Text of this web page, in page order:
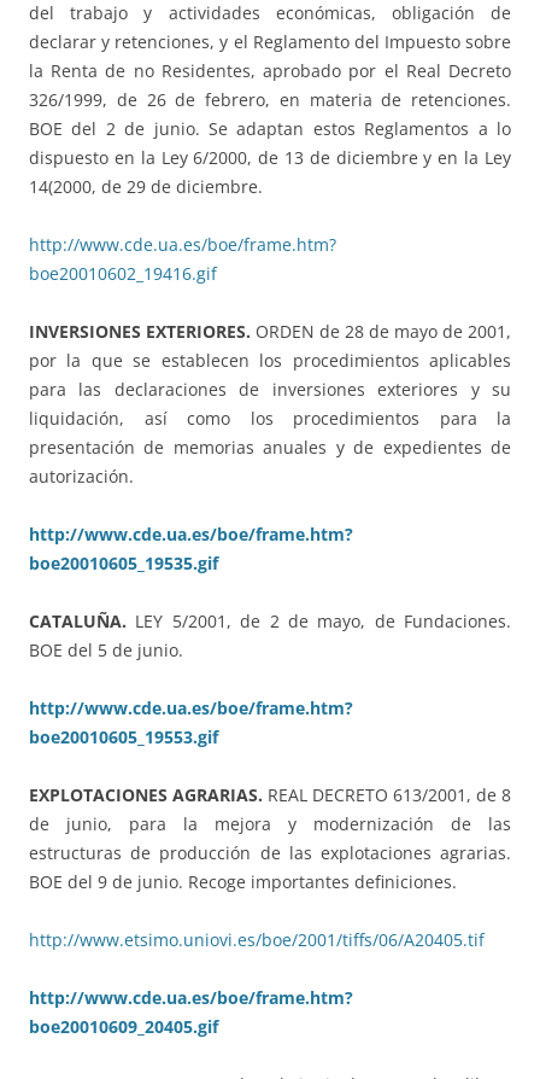
del trabajo y actividades económicas, obligación de
declarar y retenciones, y el Reglamento del Impuesto sobre
la Renta de no Residentes, aprobado por el Real Decreto
326/1999, de 26 de febrero, en materia de retenciones.
BOE del 2 de junio. Se adaptan estos Reglamentos a lo
dispuesto en la Ley 6/2000, de 13 de diciembre y en la Ley
14(2000, de 29 de diciembre.
http://www.cde.ua.es/boe/frame.htm?
boe20010602_19416.gif
INVERSIONES EXTERIORES. ORDEN de 28 de mayo de 2001,
por la que se establecen los procedimientos aplicables
para las declaraciones de inversiones exteriores y su
liquidación, así como los procedimientos para la
presentación de memorias anuales y de expedientes de
autorización.
http://www.cde.ua.es/boe/frame.htm?
boe20010605_19535.gif
CATALUÑA. LEY 5/2001, de 2 de mayo, de Fundaciones.
BOE del 5 de junio.
http://www.cde.ua.es/boe/frame.htm?
boe20010605_19553.gif
EXPLOTACIONES AGRARIAS. REAL DECRETO 613/2001, de 8
de junio, para la mejora y modernización de las
estructuras de producción de las explotaciones agrarias.
BOE del 9 de junio. Recoge importantes definiciones.
http://www.etsimo.uniovi.es/boe/2001/tiffs/06/A20405.tif
http://www.cde.ua.es/boe/frame.htm?
boe20010609_20405.gif